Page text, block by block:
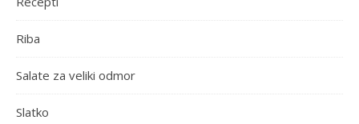
Riba
Salate za veliki odmor
Slatko